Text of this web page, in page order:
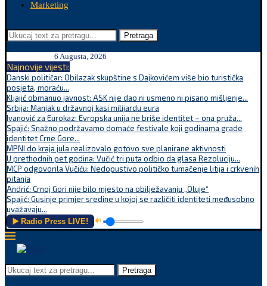
Marketing
Pretraga
6 Augusta, 2026
Najnovije vijesti:
Danski političar: Obilazak skupštine s Dajkovićem više bio turistička
posjeta, moraću...
Kljajić obmanuo javnost: ASK nije dao ni usmeno ni pisano mišljenje...
Srbija: Manjak u državnoj kasi milijardu eura
Ivanović za Eurokaz: Evropska unija ne briše identitet – ona pruža...
Spajić: Snažno podržavamo domaće festivale koji godinama grade
identitet Crne Gore...
MPNI do kraja jula realizovalo gotovo sve planirane aktivnosti
U prethodnih pet godina: Vučić tri puta odbio da glasa Rezoluciju...
MCP odgovorila Vučiću: Nedopustivo političko tumačenje litija i crkvenih
pitanja
Andrić: Crnoj Gori nije bilo mjesto na obilježavanju „Oluje“
Spajić: Gusinje primjer sredine u kojoj se različiti identiteti međusobno
uvažavaju...
▶️ Radio Press LIVE! 🔊
Pretraga